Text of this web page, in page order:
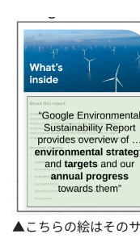
▲こちらの絵はその